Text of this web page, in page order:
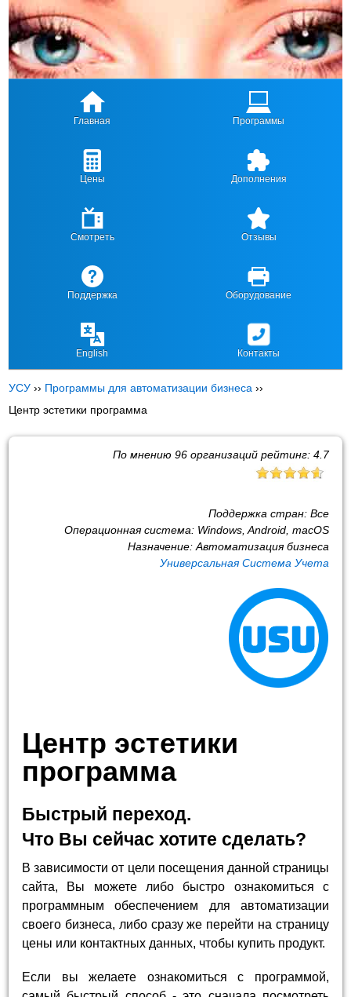
Главная Программы
Цены Дополнения
Смотреть Отзывы
Поддержка Оборудование
English Контакты
УСУ ›› Программы для автоматизации бизнеса ››
Центр эстетики программа
По мнению 96организаций рейтинг: 4.7
Поддержка стран: Все
Операционная система: Windows, Android, macOS
Назначение: Автоматизация бизнеса
Универсальная Система Учета
Центр эстетики
программа
Быстрый переход.
Что Вы сейчас хотите сделать?
В зависимости от цели посещения данной страницы
сайта, Вы можете либо быстро ознакомиться с
программным обеспечением для автоматизации
своего бизнеса, либо сразу же перейти на страницу
цены или контактных данных, чтобы купить продукт.
Если вы желаете ознакомиться с программой,